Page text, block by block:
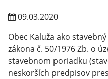
09.03.2020
Obec Kaluža ako
zákona č. 50/1976 Zb. o
stavebnom poriadku
neskorších predpisov